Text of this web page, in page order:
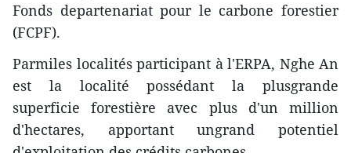
Fonds departenariat pour le carbone forestier
(FCPF).
Parmiles localités participant à l'ERPA, Nghe An
est la localité possédant la plusgrande
superficie forestière avec plus d'un million
d'hectares, apportant ungrand potentiel